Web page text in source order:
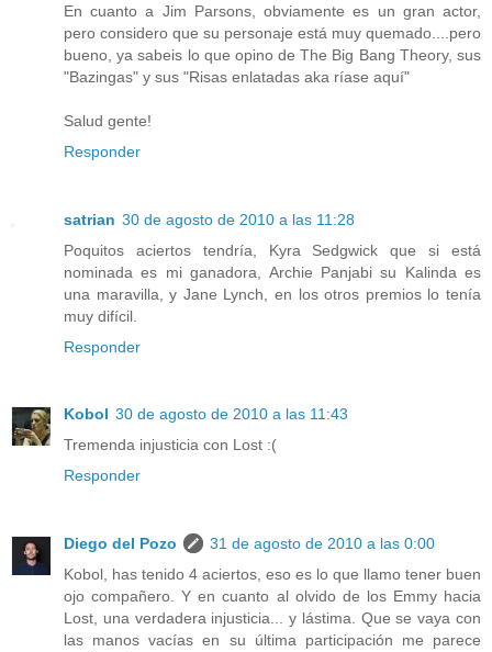
En cuanto a Jim Parsons, obviamente es un gran actor,
pero considero que su personaje está muy quemado....pero
bueno, ya sabeis lo que opino de The Big Bang Theory, sus
"Bazingas" y sus "Risas enlatadas aka ríase aquí"
Salud gente!
Responder
satrian 30 de agosto de 2010 a las 11:28
Poquitos aciertos tendría, Kyra Sedgwick que si está
nominada es mi ganadora, Archie Panjabi su Kalinda es
una maravilla, y Jane Lynch, en los otros premios lo tenía
muy difícil.
Responder
Kobol 30 de agosto de 2010 a las 11:43
Tremenda injusticia con Lost :(
Responder
Diego del Pozo
31 de agosto de 2010 a las 0:00
Kobol, has tenido 4 aciertos, eso es lo que llamo tener buen
ojo compañero. Y en cuanto al olvido de los Emmy hacia
Lost, una verdadera injusticia... y lástima. Que se vaya con
las manos vacías en su última participación me parece